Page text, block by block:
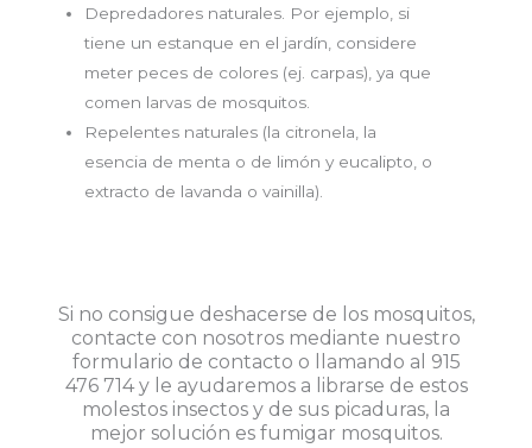
Depredadores naturales. Por ejemplo, si
tiene un estanque en el jardín, considere
meter peces de colores (ej. carpas), ya que
comen larvas de mosquitos.
Repelentes naturales (la citronela, la
esencia de menta o de limón y eucalipto, o
extracto de lavanda o vainilla).
Si no consigue deshacerse de los mosquitos,
contacte con nosotros mediante nuestro
formulario de contacto o llamando al 915
476 714y le ayudaremos a librarse de estos
molestos insectos y de sus picaduras, la
mejor solución es fumigar mosquitos.